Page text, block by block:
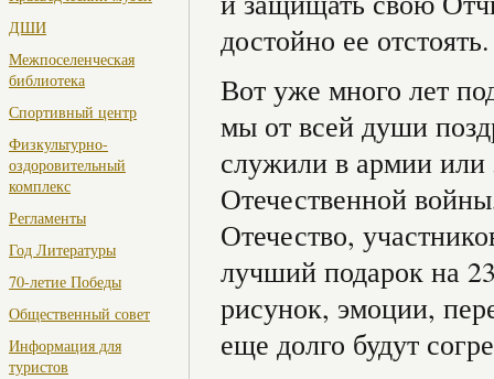
ДШИ
Межпоселенческая
библиотека
Спортивный центр
Физкультурно-
оздоровительный
комплекс
Регламенты
Год Литературы
70-летие Победы
Общественный совет
Информация для
туристов
достойно ее отстоять.
Вот уже много лет
мы от всей души
служили в армии
Отечественной
Отечество,
лучший подарок на
рисунок, эмоции,
еще долго будут